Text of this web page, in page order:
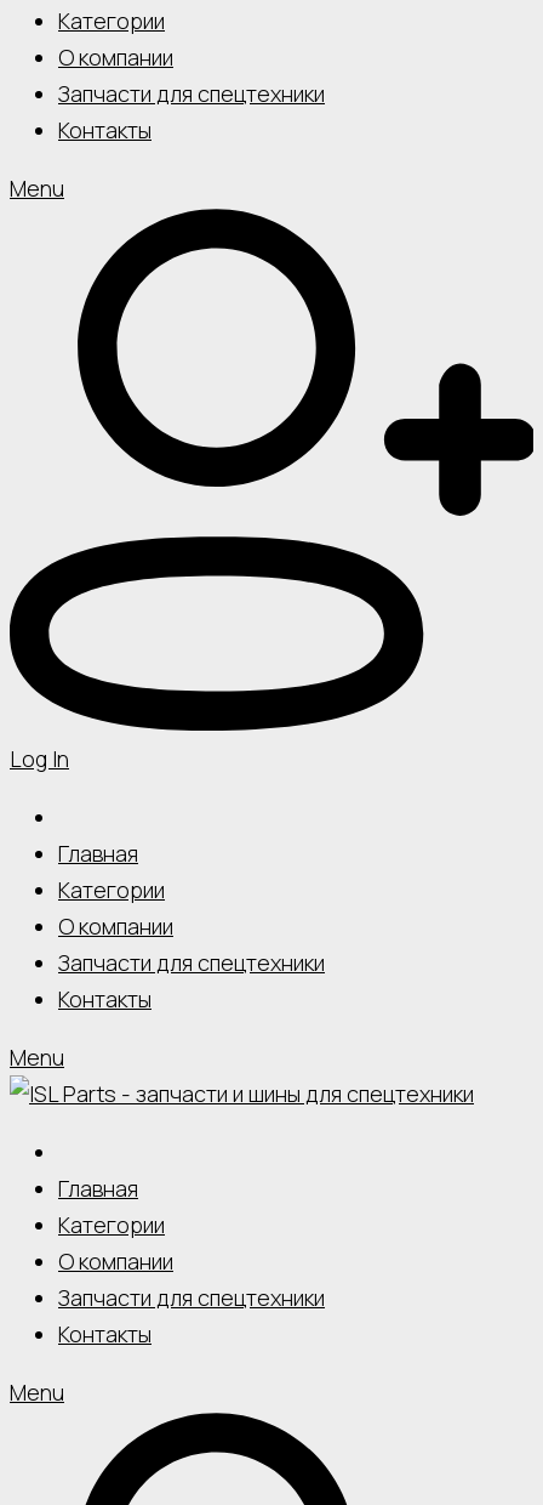
Категории
О компании
Запчасти для спецтехники
Контакты
Menu
Log In
Главная
Категории
О компании
Запчасти для спецтехники
Контакты
Menu
Главная
Категории
О компании
Запчасти для спецтехники
Контакты
Menu